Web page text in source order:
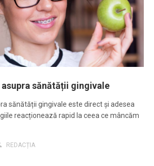
sănătății gingivale
sănătății gingivale este direct și adesea
reacționează rapid la ceea ce mâncăm
REDACȚIA